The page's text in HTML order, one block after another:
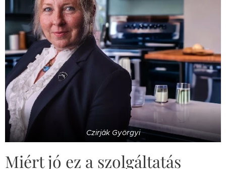
Czirják Györgyi
Miért jó ez a szolgáltatás